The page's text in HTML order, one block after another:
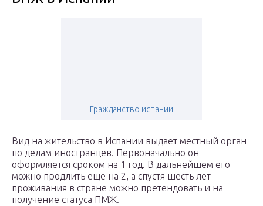
Гражданство испании
Вид на жительство в Испании выдает местный орган
по делам иностранцев. Первоначально он
оформляется сроком на 1 год. В дальнейшем его
можно продлить еще на 2, а спустя шесть лет
проживания в стране можно претендовать и на
получение статуса ПМЖ.